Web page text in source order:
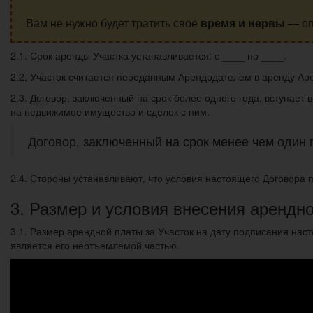
Вам не нужно будет тратить свое время и нервы —
2.1. Срок аренды Участка устанавливается: с ____ по ____.
2.2. Участок считается переданным Арендодателем в аренду
2.3. Договор, заключенный на срок более одного года,
на недвижимое имущество и сделок с ним.
Договор, заключенный на срок менее чем один
2.4. Стороны устанавливают, что условия настоящего
3. Размер и условия внесения
3.1. Размер арендной платы за Участок на дату подписания
является его неотъемлемой частью.